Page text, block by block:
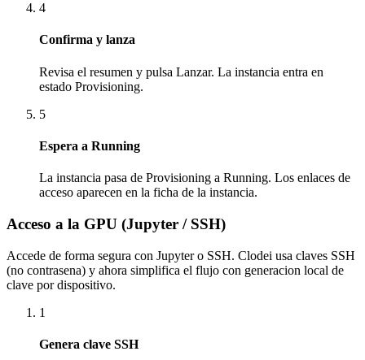
4
Confirma y lanza
Revisa el resumen y pulsa Lanzar. La instancia entra en
estado Provisioning.
5
Espera a Running
La instancia pasa de Provisioning a Running. Los enlaces de
acceso aparecen en la ficha de la instancia.
Acceso a la GPU (Jupyter / SSH)
Accede de forma segura con Jupyter o SSH. Clodei usa claves SSH
(no contrasena) y ahora simplifica el flujo con generacion local de
clave por dispositivo.
1
Genera clave SSH